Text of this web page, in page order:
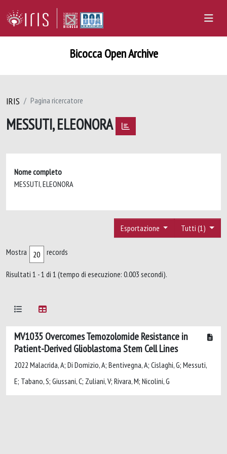
Bicocca Open Archive
IRIS Pagina ricercatore
MESSUTI, ELEONORA
Nome completo
MESSUTI, ELEONORA
Tutti (1)
Esportazione
Mostra records
Risultati 1 - 1 di 1 (tempo di esecuzione: 0.003 secondi).
MV1035 Overcomes Temozolomide Resistance in
Patient-Derived Glioblastoma Stem Cell Lines
2022 Malacrida, A; Di Domizio, A; Bentivegna, A; Cislaghi, G; Messuti,
E; Tabano, S; Giussani, C; Zuliani, V; Rivara, M; Nicolini, G